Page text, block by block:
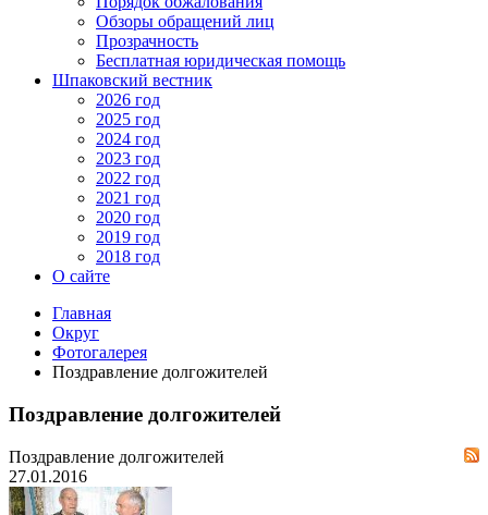
Обзоры обращений лиц
Прозрачность
Бесплатная юридическая помощь
Шпаковский вестник
2026 год
2025 год
2024 год
2023 год
2022 год
2021 год
2020 год
2019 год
2018 год
О сайте
Главная
Округ
Фотогалерея
Поздравление долгожителей
Поздравление долгожителей
Поздравление долгожителей
27.01.2016